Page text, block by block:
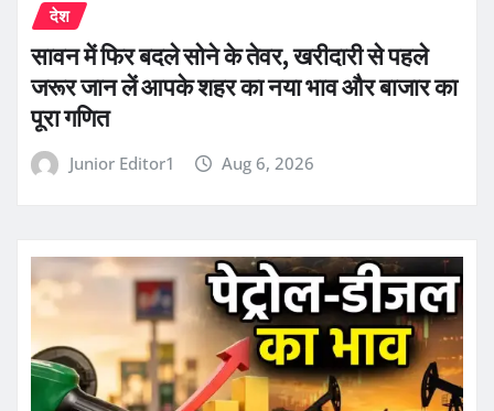
देश
सावन में फिर बदले सोने के तेवर, खरीदारी से पहले
जरूर जान लें आपके शहर का नया भाव और बाजार का
पूरा गणित
Junior Editor1 Aug 6, 2026